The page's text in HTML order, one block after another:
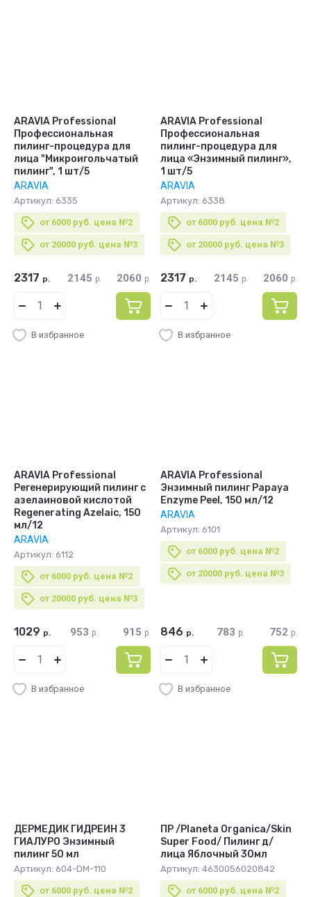
ARAVIA Professional
Профессиональная
пилинг-процедура для
лица "Микроигольчатый
пилинг", 1 шт/5
ARAVIA
Артикул: 6335
от 6000 руб. цена №2
от 20000 руб. цена №3
2317 р. 2145 р. 2060 р.
В избранное
ARAVIA Professional
Профессиональная
пилинг-процедура для
лица «Энзимный пилинг»,
1 шт/5
ARAVIA
Артикул: 6338
от 6000 руб. цена №2
от 20000 руб. цена №3
2317 р. 2145 р. 2060 р.
В избранное
ARAVIA Professional
Регенерирующий пилинг с
азелаиновой кислотой
Regenerating Azelaic, 150
мл/12
ARAVIA
Артикул: 6112
от 6000 руб. цена №2
от 20000 руб. цена №3
1029 р. 953 р. 915 р.
В избранное
ARAVIA Professional
Энзимный пилинг Papaya
Enzyme Peel, 150 мл/12
ARAVIA
Артикул: 6101
от 6000 руб. цена №2
от 20000 руб. цена №3
846 р. 783 р. 752 р.
В избранное
ДЕРМЕДИК ГИДРЕИН 3
ГИАЛУРО Энзимный
пилинг 50 мл
Артикул: 604-DM-110
от 6000 руб. цена №2
ПР /Planeta Organica/Skin
Super Food/ Пилинг д/
лица Яблочный 30мл
Артикул: 4630056020842
от 6000 руб. цена №2